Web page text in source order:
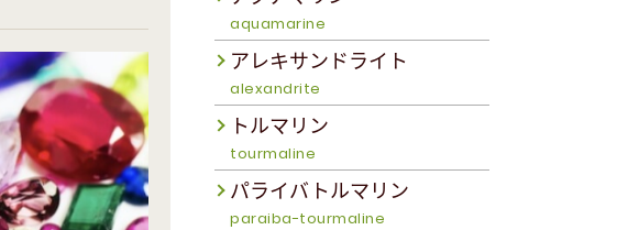
aquamarine
アレキサンドライト
alexandrite
トルマリン
tourmaline
パライバトルマリン
paraiba-tourmaline